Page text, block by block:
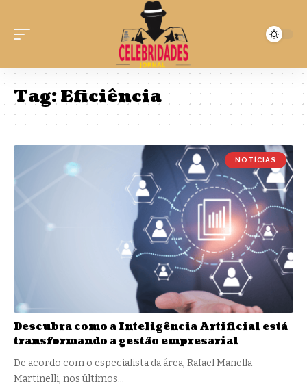
Tag:Eficiência
NOTÍCIAS
Descubra como a Inteligência Artificial está
transformando a gestão empresarial
De acordo com o especialista da área, Rafael Manella
Martinelli, nos últimos…